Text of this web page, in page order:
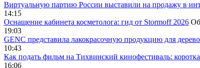
Виртуальную партию России выставили на продажу в
14:15
Оснащение кабинета косметолога: гид от Stormoff 2026
19:03
GENC представила лакокрасочную продукцию для
10:43
Как подать фильм на Тихвинский кинофестиваль:
16:06